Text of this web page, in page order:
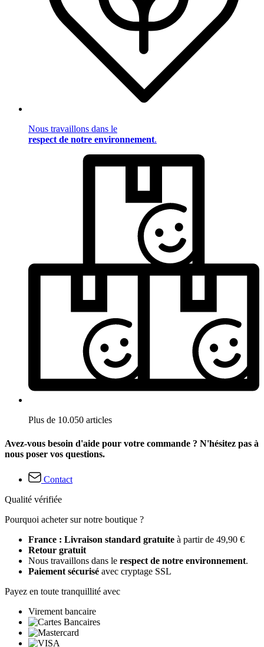
Nous travaillons dans le
respect de notre environnement.
Plus de 10.050 articles
Avez-vous besoin d'aide pour votre commande ? N'hésitez pas à
nous poser vos questions.
Contact
Qualité vérifiée
Pourquoi acheter sur notre boutique ?
France : Livraison standard gratuite à partir de 49,90 €
Retour gratuit
Nous travaillons dans le respect de notre environnement.
Paiement sécurisé avec cryptage SSL
Payez en toute tranquillité avec
Virement bancaire